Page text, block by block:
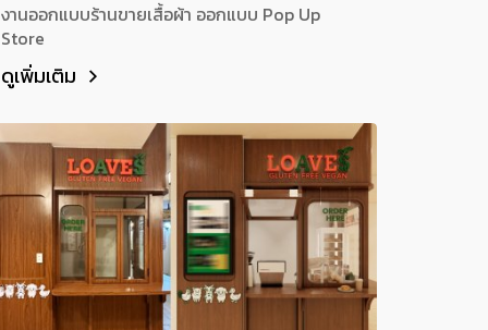
งานออกแบบร้านขายเสื้อผ้า ออกแบบ Pop Up
Store
ดูเพิ่มเติม